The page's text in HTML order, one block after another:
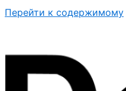
Перейти к содержимому